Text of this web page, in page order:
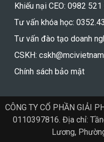
Khiếu nại CEO: 0982
Tư vấn khóa học:
Tư vấn đào tạo doanh
CSKH:
Chính sách bảo mật
CÔNG TY CỔ PHẦN GIẢI
0110397816. Địa chỉ:
Lương,